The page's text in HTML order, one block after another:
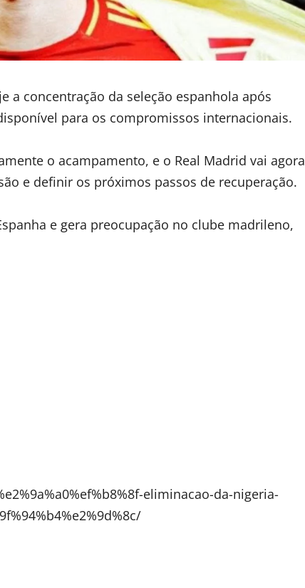
a concentração da seleção espanhola após
para os compromissos internacionais.
o acampamento, e o Real Madrid vai agora
e definir os próximos passos de recuperação.
e gera preocupação no clube madrileno,
eliminacao-da-nigeria-